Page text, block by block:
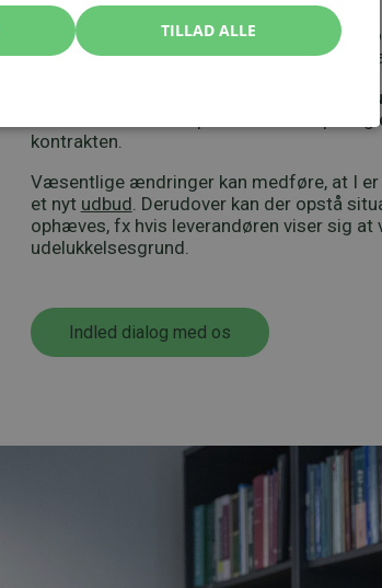
Udbuddet afsluttes formelt, når I indgår
leverandør. Først på dette tidspunkt bliver
Selvom kontrakten er indgået, ophører
I skal fortsat være opmærksomme på
kontrakten.
Væsentlige ændringer kan medføre, at I
et nyt udbud. Derudover kan der opstå
ophæves, fx hvis leverandøren viser sig
udelukkelsesgrund.
Indled dialog med os
TILLAD ALLE